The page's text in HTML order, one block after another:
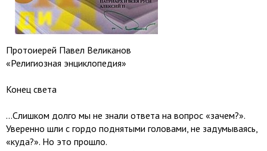
Протоиерей Павел Великанов
«Религиозная энциклопедия»
Конец света
…Слишком долго мы не знали ответа на вопрос «зачем?».
Уверенно шли с гордо поднятыми головами, не задумываясь,
«куда?». Но это прошло.